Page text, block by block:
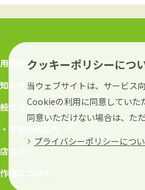
クッキーポリシーにつ
当ウェブサイトは、サービス
Cookieの利用に同意していた
同意いただけない場合は、た
プライバシーポリシーにつ
情報
らせ
の方へ
学校の先生へ
の方へ
権について